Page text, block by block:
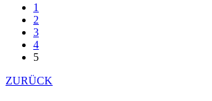
1
2
3
4
5
ZURÜCK